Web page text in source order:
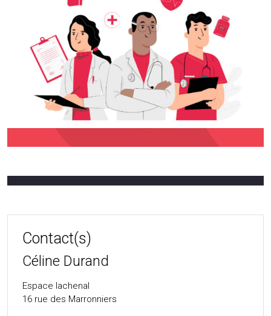
Contact(s)
Céline Durand
Espace lachenal
16 rue des Marronniers